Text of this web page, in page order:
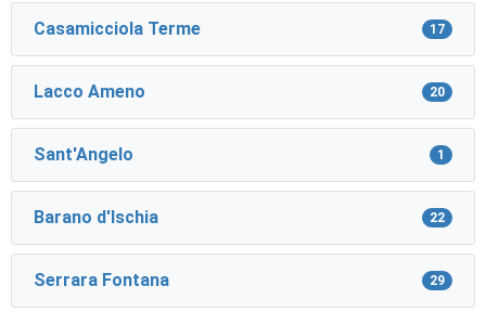
Casamicciola Terme 17
Lacco Ameno 20
Sant'Angelo 1
Barano d'Ischia 22
Serrara Fontana 29